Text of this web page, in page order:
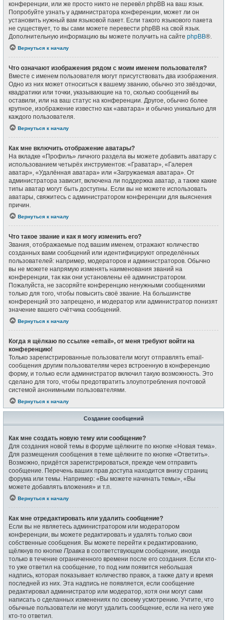
конференции, или же просто никто не перевёл phpBB на ваш язык.
Попробуйте узнать у администратора конференции, может ли он
установить нужный вам языковой пакет. Если такого языкового пакета
не существует, то вы сами можете перевести phpBB на свой язык.
Дополнительную информацию вы можете получить на сайте phpBB®.
Вернуться к началу
Что означают изображения рядом с моим именем пользователя?
Вместе с именем пользователя могут присутствовать два изображения.
Одно из них может относиться к вашему званию, обычно это звёздочки,
квадратики или точки, указывающие на то, сколько сообщений вы
оставили, или на ваш статус на конференции. Другое, обычно более
крупное, изображение известно как «аватара» и обычно уникально для
каждого пользователя.
Вернуться к началу
Как мне включить отображение аватары?
На вкладке «Профиль» личного раздела вы можете добавить аватару с
использованием четырёх инструментов: «Граватар», «Галерея
аватар», «Удалённая аватара» или «Загружаемая аватара». От
администратора зависит, включена ли поддержка аватар, а также какие
типы аватар могут быть доступны. Если вы не можете использовать
аватары, свяжитесь с администратором конференции для выяснения
причин.
Вернуться к началу
Что такое звание и как я могу изменить его?
Звания, отображаемые под вашим именем, отражают количество
созданных вами сообщений или идентифицируют определённых
пользователей: например, модераторов и администраторов. Обычно
вы не можете напрямую изменять наименования званий на
конференции, так как они установлены её администратором.
Пожалуйста, не засоряйте конференцию ненужными сообщениями
только для того, чтобы повысить своё звание. На большинстве
конференций это запрещено, и модератор или администратор понизят
значение вашего счётчика сообщений.
Вернуться к началу
Когда я щёлкаю по ссылке «email», от меня требуют войти на
конференцию!
Только зарегистрированные пользователи могут отправлять email-
сообщения другим пользователям через встроенную в конференцию
форму, и только если администратор включил такую возможность. Это
сделано для того, чтобы предотвратить злоупотребления почтовой
системой анонимными пользователями.
Вернуться к началу
Создание сообщений
Как мне создать новую тему или сообщение?
Для создания новой темы в форуме щёлкните по кнопке «Новая тема».
Для размещения сообщения в теме щёлкните по кнопке «Ответить».
Возможно, придётся зарегистрироваться, прежде чем отправить
сообщение. Перечень ваших прав доступа находится внизу страниц
форума или темы. Например: «Вы можете начинать темы», «Вы
можете добавлять вложения» и т.п.
Вернуться к началу
Как мне отредактировать или удалить сообщение?
Если вы не являетесь администратором или модератором
конференции, вы можете редактировать и удалять только свои
собственные сообщения. Вы можете перейти к редактированию,
щёлкнув по кнопке Правка в соответствующем сообщении, иногда
только в течение ограниченного времени после его создания. Если кто-
то уже ответил на сообщение, то под ним появится небольшая
надпись, которая показывает количество правок, а также дату и время
последней из них. Эта надпись не появляется, если сообщение
редактировал администратор или модератор, хотя они могут сами
написать о сделанных изменениях по своему усмотрению. Учтите, что
обычные пользователи не могут удалить сообщение, если на него уже
кто-то ответил.